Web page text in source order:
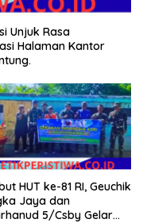
Unjuk Rasa
Halaman Kantor
HUT ke-81 RI, Geuchik
Jaya dan
5/Csby Gelar